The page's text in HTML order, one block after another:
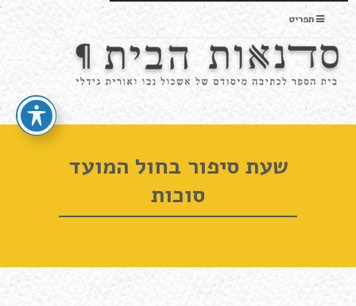
תפריט
שעת סיפור בחול המועד
סוכות